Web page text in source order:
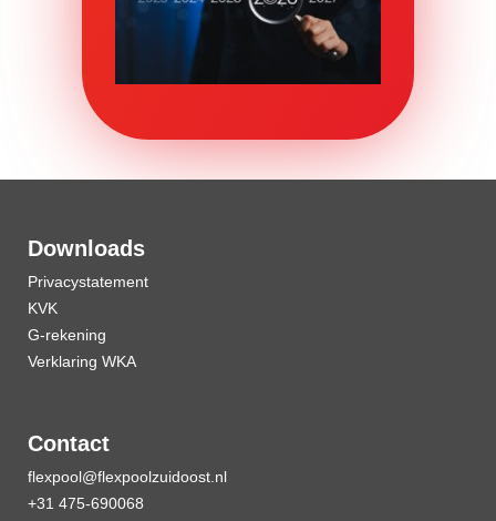
Downloads
Privacystatement
KVK
G-rekening
Verklaring WKA
Contact
flexpool@flexpoolzuidoost.nl
+31 475-690068